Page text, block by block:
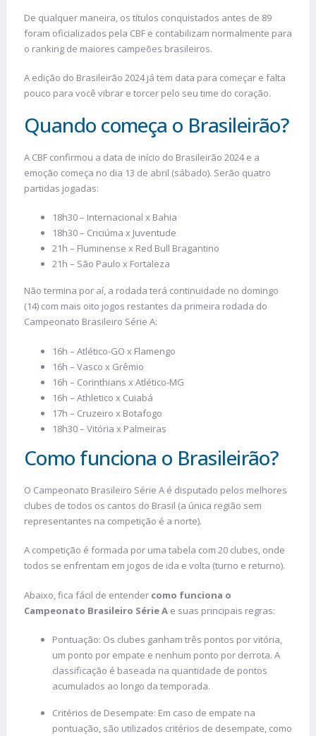
De qualquer maneira, os títulos conquistados antes de 89
foram oficializados pela CBF e contabilizam normalmente para
o ranking de maiores campeões brasileiros.
A edição do Brasileirão 2024 já tem data para começar e falta
pouco para você vibrar e torcer pelo seu time do coração.
Quando começa o Brasileirão?
A CBF confirmou a data de início do Brasileirão 2024 e a
emoção começa no dia 13 de abril (sábado). Serão quatro
partidas jogadas:
18h30 – Internacional x Bahia
18h30 – Criciúma x Juventude
21h – Fluminense x Red Bull Bragantino
21h – São Paulo x Fortaleza
Não termina por aí, a rodada terá continuidade no domingo
(14) com mais oito jogos restantes da primeira rodada do
Campeonato Brasileiro Série A:
16h – Atlético-GO x Flamengo
16h – Vasco x Grêmio
16h – Corinthians x Atlético-MG
16h – Athletico x Cuiabá
17h – Cruzeiro x Botafogo
18h30 – Vitória x Palmeiras
Como funciona o Brasileirão?
O Campeonato Brasileiro Série A é disputado pelos melhores
clubes de todos os cantos do Brasil (a única região sem
representantes na competição é a norte).
A competição é formada por uma tabela com 20 clubes, onde
todos se enfrentam em jogos de ida e volta (turno e returno).
Abaixo, fica fácil de entender como funciona o
Campeonato Brasileiro Série A e suas principais regras:
Pontuação: Os clubes ganham três pontos por vitória,
um ponto por empate e nenhum ponto por derrota. A
classificação é baseada na quantidade de pontos
acumulados ao longo da temporada.
Critérios de Desempate: Em caso de empate na
pontuação, são utilizados critérios de desempate, como